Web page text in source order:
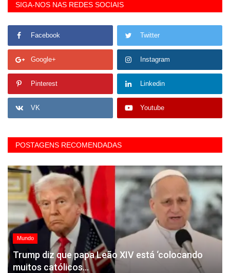
SIGA-NOS NAS REDES SOCIAIS
Facebook Twitter
Google+ Instagram
Pinterest Linkedin
VK Youtube
POSTAGENS RECOMENDADAS
Mundo
Trump diz que papa Leão XIV está ‘colocando
muitos católicos...